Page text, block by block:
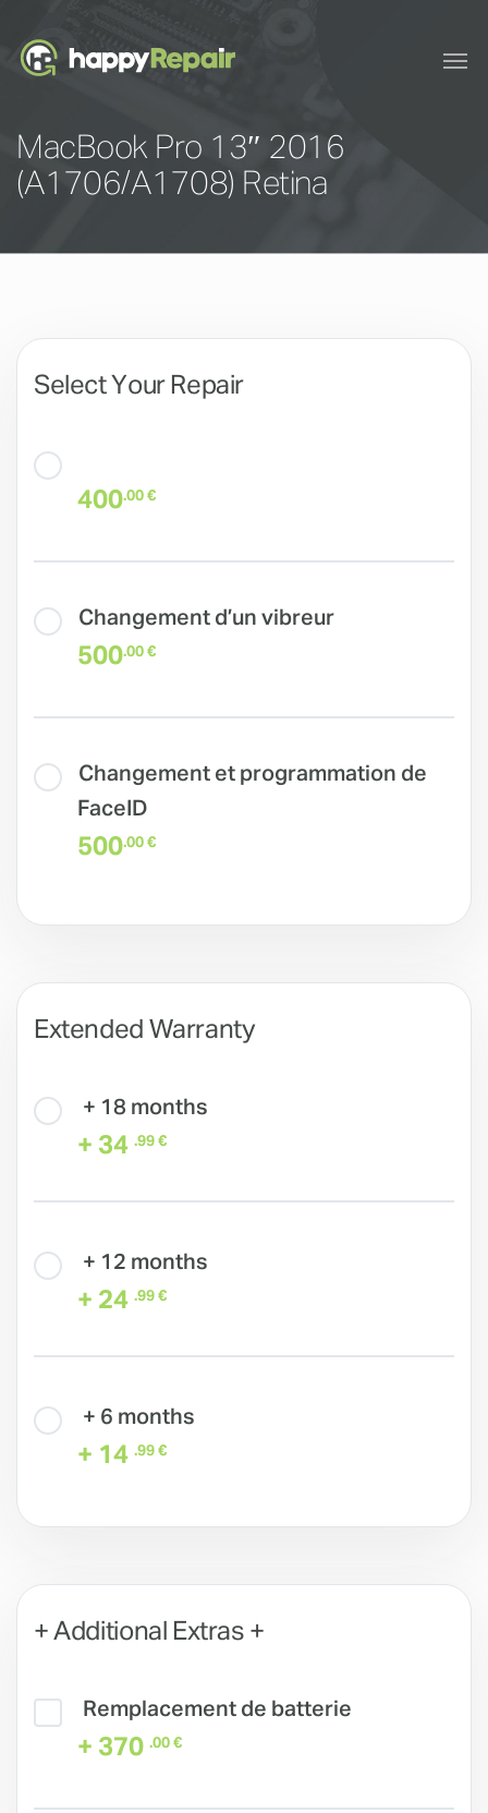
MacBook Pro 13″ 2016
(A1706/A1708) Retina
Select Your Repair
400.00 €
Changement d’un vibreur
500.00 €
Changement et programmation de
FaceID
500.00 €
Extended Warranty
+ 18 months
+ 34 .99 €
+ 12 months
+ 24 .99 €
+ 6 months
+ 14 .99 €
+ Additional Extras +
Remplacement de batterie
+ 370 .00 €